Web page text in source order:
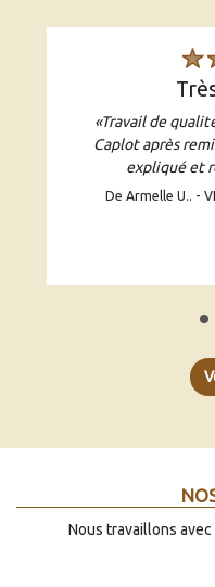
«Travail de
Caplot après
expliqué et
De Armelle U.. -
Nous travaillons